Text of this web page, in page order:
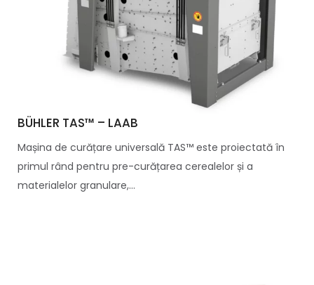
BÜHLER TAS™ – LAAB
Mașina de curățare universală TAS™ este proiectată în
primul rând pentru pre-curățarea cerealelor și a
materialelor granulare,...